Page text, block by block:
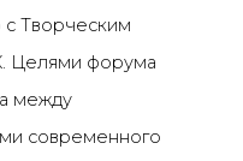
Творческим
Целями форума
между
современного